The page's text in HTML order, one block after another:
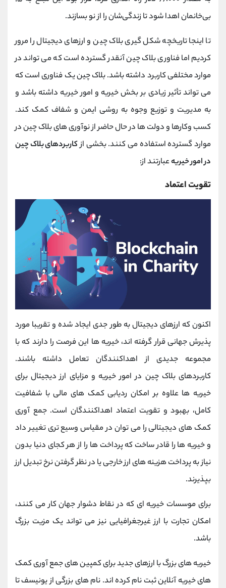
بی‌خانمان اهدا شود تا زندگی‌شان را از نو بسازند.
تا اینجا تاریخچه شکل گیری بلاک چین و ارزهای دیجیتال را مرور
کردیم اما فناوری بلاک چین آنقدر گسترده است که می تواند در
موارد مختلفی کاربرد داشته باشد. بلاک چین یک فناوری است که
می تواند تأثیر زیادی بر بخش خیریه و امور خیریه داشته باشد و
به مدیریت و توزیع وجوه به روشی ایمن و شفاف کمک کند.
کسب‌ وکارها و دولت ‌ها در حال حاضر از نوآوری‌ های بلاک چین در
موارد گسترده استفاده می ‌کنند. بخشی ازکاربردهای بلاک چین
در امور خیریهعبارتند از:
تقویت اعتماد
اکنون که ارزهای دیجیتال به طور جدی ایجاد شده و تقریبا مورد
پذیرش جهانی قرار گرفته اند، خیریه ها این فرصت را دارند که با
مجموعه جدیدی از اهداکنندگان تعامل داشته باشند.
کاربردهای بلاک چین در امور خیریه و مزایای ارز دیجیتال برای
خیریه ‌ها علاوه بر امکان ردیابی کمک‌ های مالی با شفافیت
کامل، بهبود و تقویت اعتماد اهداکنندگان است. جمع آوری
کمک های دیجیتالی را می توان در مقیاس وسیع تری تغییر داد
و خیریه ها را قادر ساخت که پرداخت ها را از هر کجای دنیا بدون
نیاز به پرداخت هزینه های ارز خارجی یا در نظر گرفتن نرخ تبدیل ارز
بپذیرند.
برای موسسات خیریه ای که در نقاط دشوار جهان کار می کنند،
امکان تجارت با ارز غیرجغرافیایی نیز می تواند یک مزیت بزرگ
باشد.
خیریه های بزرگ با ارزهای جدید برای کمپین های جمع آوری کمک
های خیریه آنلاین ثبت نام کرده اند. نام های بزرگی از یونیسف تا